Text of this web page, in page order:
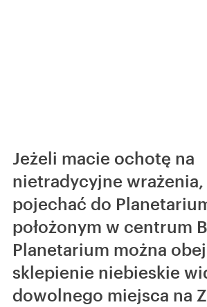
Jeżeli macie ochotę na
nietradycyjne
pojechać do
położonym w centrum
Planetarium można
sklepienie niebieskie
dowolnego miejsca na